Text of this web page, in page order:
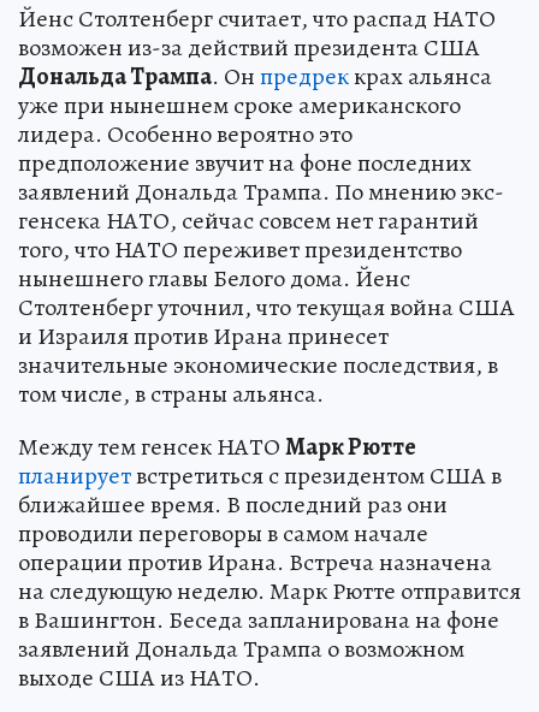
Йенс Столтенберг считает, что распад НАТО
возможен из-за действий президента США
Дональда Трампа. Онпредреккрах альянса
уже при нынешнем сроке американского
лидера. Особенно вероятно это
предположение звучит на фоне последних
заявлений Дональда Трампа. По мнению экс-
генсека НАТО, сейчас совсем нет гарантий
того, что НАТО переживет президентство
нынешнего главы Белого дома. Йенс
Столтенберг уточнил, что текущая война США
и Израиля против Ирана принесет
значительные экономические последствия, в
том числе, в страны альянса.
Между тем генсек НАТОМарк Рютте
планируетвстретиться с президентом США в
ближайшее время. В последний раз они
проводили переговоры в самом начале
операции против Ирана. Встреча назначена
на следующую неделю. Марк Рютте отправится
в Вашингтон. Беседа запланирована на фоне
заявлений Дональда Трампа о возможном
выходе США из НАТО.